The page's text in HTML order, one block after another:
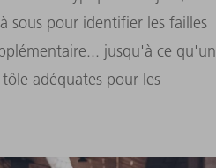
sous pour identifier les failles
jusqu'à ce qu'un
adéquates pour les